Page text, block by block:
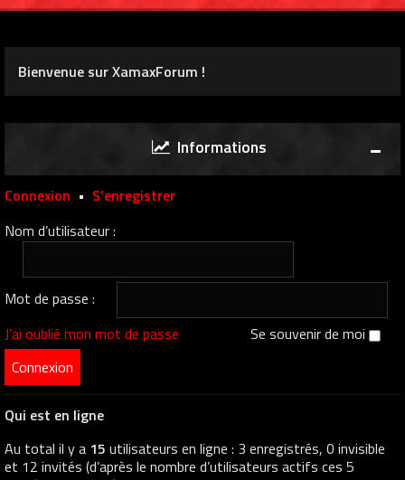
Bienvenue sur XamaxForum !
Informations
Connexion • S’enregistrer
Nom d’utilisateur :
Mot de passe :
J’ai oublié mon mot de passe
Se souvenir de moi
Qui est en ligne
Au total il y a 15 utilisateurs en ligne : 3 enregistrés, 0 invisible
et 12 invités (d’après le nombre d’utilisateurs actifs ces 5